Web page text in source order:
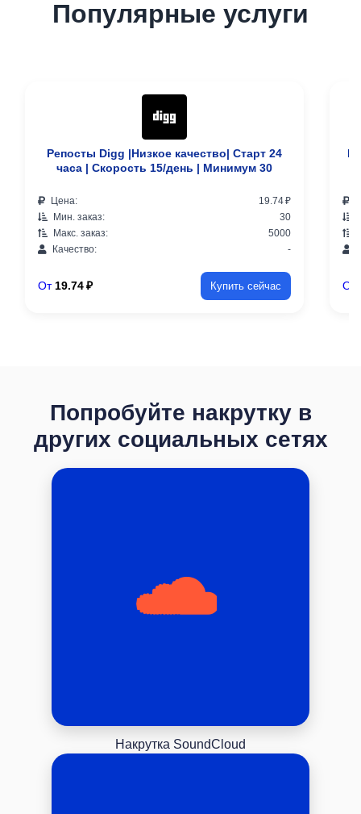
Популярные услуги
Репосты Digg |Низкое качество| Старт 24
часа | Скорость 15/день | Минимум 30
Цена:
19.74 ₽
Мин. заказ:
30
Макс. заказ:
5000
Качество:
-
От 19.74 ₽ Купить сейчас От
Попробуйте накрутку в
других социальных сетях
Накрутка SoundCloud